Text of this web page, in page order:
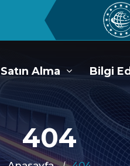
Satın Alma Bilgi
404